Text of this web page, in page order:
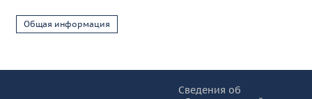
Общая информация
Сведения об